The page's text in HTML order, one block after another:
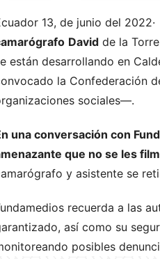
13, de junio del
David de la
están desarrollando en
la Confederación
sociales—.
una conversación con
que no se les
y asistente se
recuerda a las
así como su
posibles